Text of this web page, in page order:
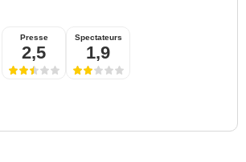
Presse
2,5
Spectateurs
1,9